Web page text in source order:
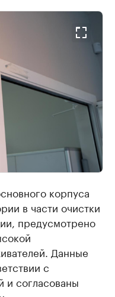
корпуса
в части очистки
предусмотрено
Данные
с
и согласованы